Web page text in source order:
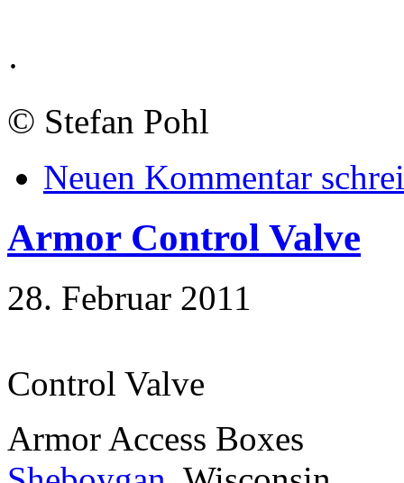
·
© Stefan Pohl
Neuen Kommentar
Armor Control Valve
28. Februar 2011
Control Valve
Armor Access Boxes